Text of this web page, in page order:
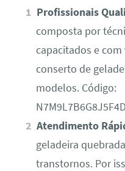
Profissionais
composta por
capacitados e
conserto de
modelos. Código:
Atendimento
geladeira
transtornos. Por